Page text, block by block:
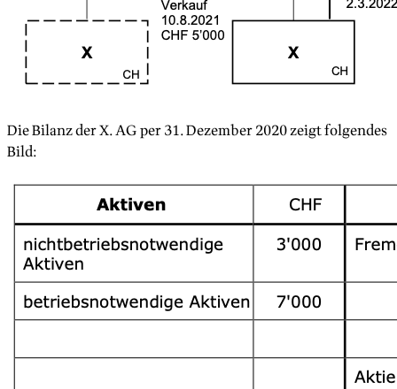
Die Bilanz der X. AG per 31. Dezember 2020 zeigt folgendes
Bild: